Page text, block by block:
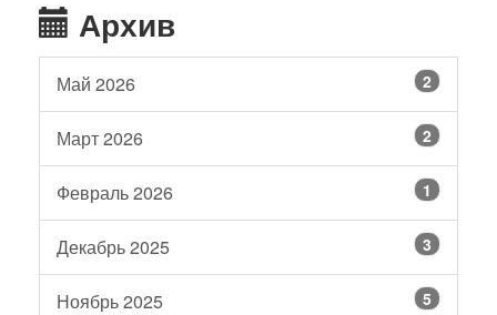
Архив
Май 2026 2
Март 2026 2
Февраль 2026 1
Декабрь 2025 3
Ноябрь 2025 5